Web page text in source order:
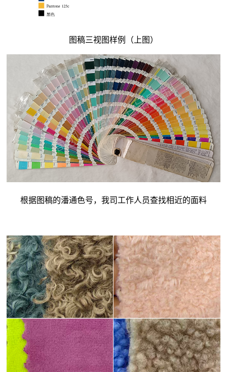
图稿三视图样例（上图）
根据图稿的潘通色号，我司工作人员查找相近的面料